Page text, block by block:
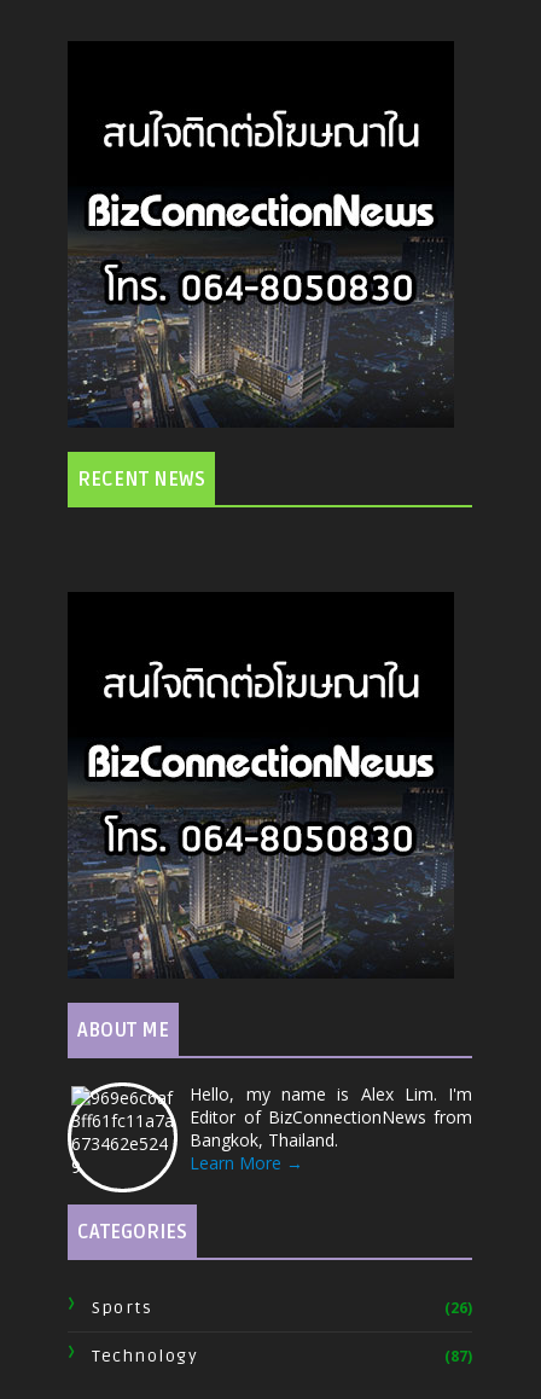
RECENT NEWS
ABOUT ME
Hello, my name is Alex Lim. I'm
Editor of BizConnectionNews from
Bangkok, Thailand.
Learn More →
CATEGORIES
Sports (26)
Technology (87)